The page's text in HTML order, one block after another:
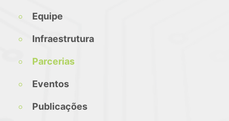
Equipe
Infraestrutura
Parcerias
Eventos
Publicações